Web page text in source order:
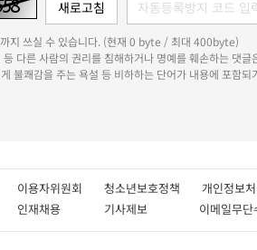
까지 쓰실 수 있습니다. (현재 0 byte / 최대 400byte)
등 다른 사람의 권리를 침해하거나 명예를 훼손하는 댓
불쾌감을 주는 욕설 등 비하하는 단어가 내용에 포함
이용자위원회 청소년보호정책 개인정
인재채용 기사제보 이메일무